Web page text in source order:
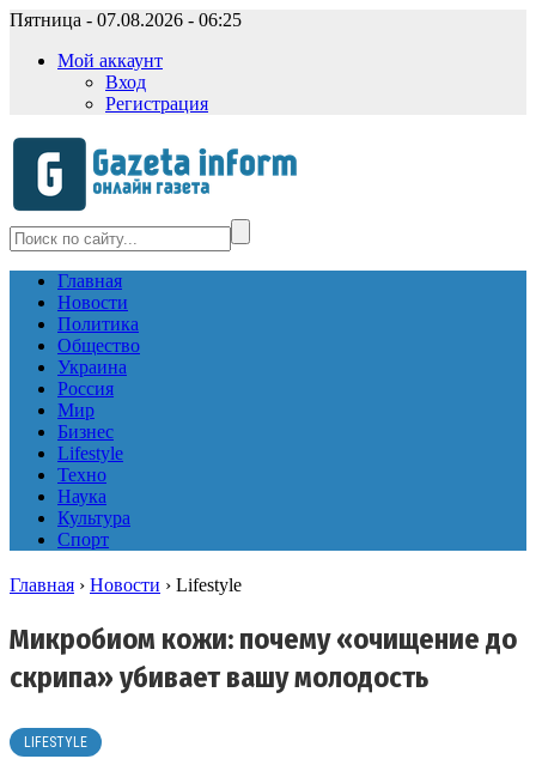
Пятница - 07.08.2026 - 06:25
Мой аккаунт
Вход
Регистрация
Главная
Новости
Политика
Общество
Украина
Россия
Мир
Бизнес
Lifestyle
Техно
Наука
Культура
Спорт
Главная › Новости › Lifestyle
Микробиом кожи: почему «очищение до
скрипа» убивает вашу молодость
LIFESTYLE